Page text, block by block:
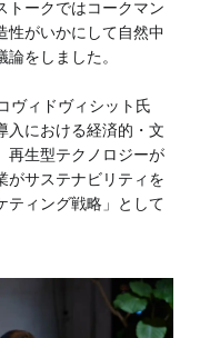
トークではコークマン
性がいかにして自然中
をしました。
ヴィドヴィシット氏
入における経済的・文
再生型テクノロジーが
がサステナビリティを
ティング戦略」として